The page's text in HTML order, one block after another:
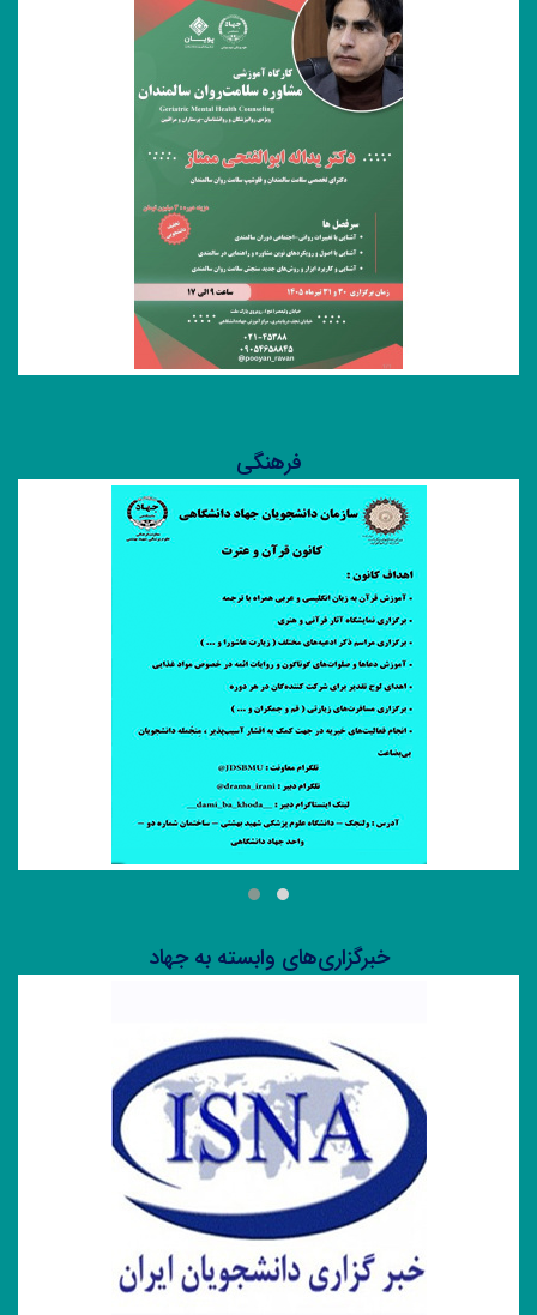
پیشنهاد تشکیل قرارگاه‌های جهادی برای حل مسائل کلان کشور در
جهاد دانشگاهی جدید
اعطای کارت عضویت افتخاری جهاددانشگاهی به رئیس‌جمهور/
تقدیر رئیس این نهاد از دکتر پزشکیان
جدید
«جایزه ملی جهاددانشگاهی» به خانواده شهید دکتر علی لاریجانی
مشاوره سلامت روان سالمندان
فرهنگی
سازمان دانشجویان
خبرگزاری‌های وابسته به جهاد